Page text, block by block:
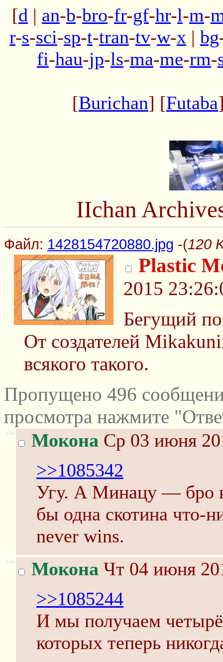
[d | an-b-bro-fr-gf-hr-l-m-
r-s-sci-sp-t-tran-tv-w-x | bg
fi-hau-jp-ls-ma-me-rm-
[Burichan] [Futaba
IIchan
Файл: 1428154720880.jpg -(120
Plastic
2015
Бегущий
От создателей
всякого такого.
Пропущено 496
просмотра нажмите
>> Мокона Ср 03 июня
>>1085342
Угу. А Минацу — бро
бы одна скотина что-
never wins.
>> Мокона Чт 04 июня
>>1085244
И мы получаем
которых теперь